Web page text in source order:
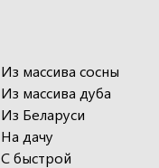
Из массива сосны
Из массива дуба
Из Беларуси
На дачу
С быстрой